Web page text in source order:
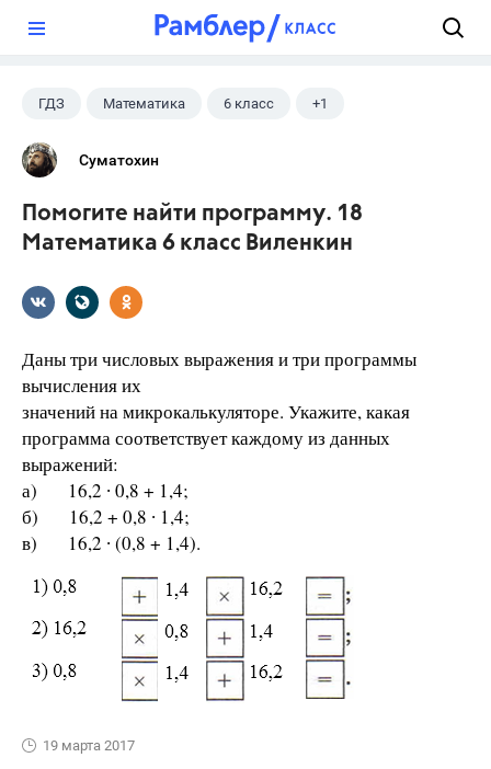
ГДЗ Математика 6 класс +1
Виленкин Н.Я.
Суматохин
Помогите найти программу. 18
Математика 6 класс Виленкин
Даны три числовых выражения и три программы
вычисления их
значений на микрокалькуляторе. Укажите, какая
программа соответствует каждому из данных
выражений:
а) 16,2 ∙ 0,8 + 1,4;
б) 16,2 + 0,8 ∙ 1,4;
в) 16,2 ∙ (0,8 + 1,4).
19 марта 2017